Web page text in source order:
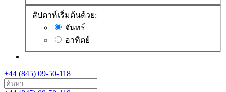
สัปดาห์เริ่มต้นด้วย:
จันทร์
อาทิตย์
+44 (845) 09-50-118